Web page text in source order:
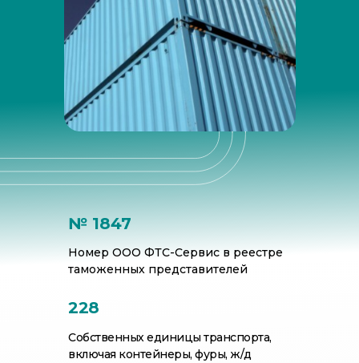
Собственных единицы транспорта,
включая контейнеры, фуры, ж/д
228
Номер ООО ФТС-Сервис в реестре
таможенных представителей
№ 1847